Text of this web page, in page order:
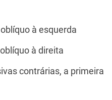
à esquerda
à direita
contrárias, a primeira